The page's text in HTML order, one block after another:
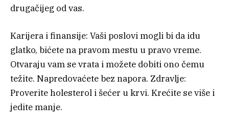
drugačijeg od vas.
Karijera i finansije: Vaši poslovi mogli bi da idu
glatko, bićete na pravom mestu u pravo vreme.
Otvaraju vam se vrata i možete dobiti ono čemu
težite. Napredovaćete bez napora. Zdravlje:
Proverite holesterol i šećer u krvi. Krećite se više i
jedite manje.